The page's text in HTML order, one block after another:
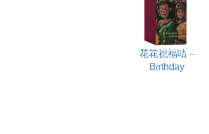
花花祝福咭 –
Birthday